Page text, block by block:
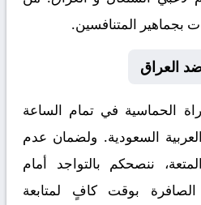
بجماهير المتنافسين.
العراق
الحماسية في تمام الساعة
العربية السعودية. ولضمان عدم
ننصحكم بالتواجد أمام
بوقت كافٍ لمتابعة